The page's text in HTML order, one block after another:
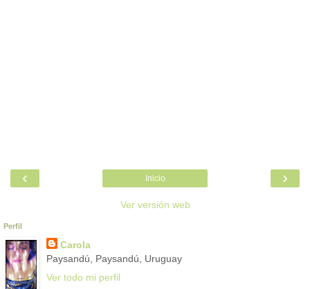
‹ ›
Inicio
Ver versión web
Perfil
Carola
Paysandú, Paysandú, Uruguay
Ver todo mi perfil